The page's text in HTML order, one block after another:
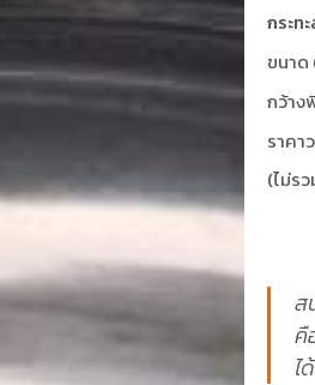
กระท
ขนาด
กว้าง
ราคา
(ไม่ร
ส
คื
ไ